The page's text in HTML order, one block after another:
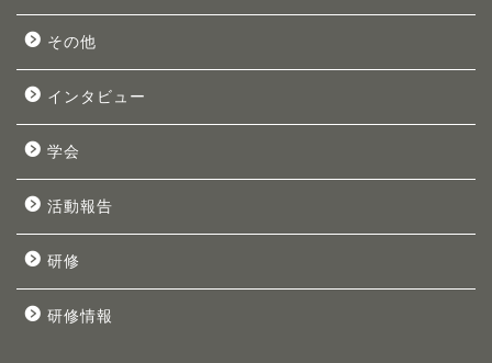
その他
インタビュー
学会
活動報告
研修
研修情報